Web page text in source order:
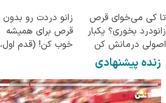
تا کی می‌خوای قرص
زانودرد بخوری؟ یکبار
اصولی درمانش کن
زانو دردت رو بدون
قرص برای همیشه
خوب کن! (قدم اول،
زنده پیشنهادی